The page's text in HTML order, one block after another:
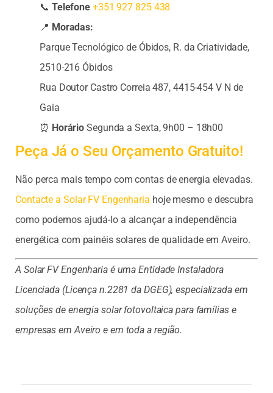
📞 Telefone +351 927 825 438
📍 Moradas:
Parque Tecnológico de Óbidos, R. da Criatividade,
2510-216 Óbidos
Rua Doutor Castro Correia 487, 4415-454 V N de
Gaia
⏰ Horário Segunda a Sexta, 9h00 – 18h00
Peça Já o Seu Orçamento Gratuito!
Não perca mais tempo com contas de energia elevadas.
Contacte a Solar FV Engenharia hoje mesmo e descubra
como podemos ajudá-lo a alcançar a independência
energética com painéis solares de qualidade em Aveiro.
A Solar FV Engenharia é uma Entidade Instaladora
Licenciada (Licença n.2281 da DGEG), especializada em
soluções de energia solar fotovoltaica para famílias e
empresas em Aveiro e em toda a região.